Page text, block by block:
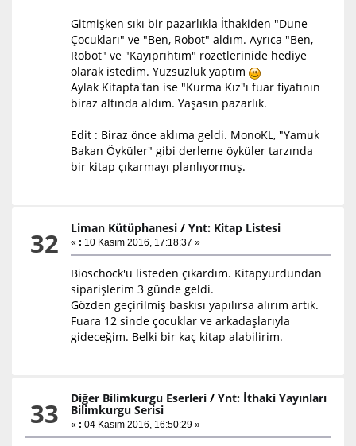
Gitmişken sıkı bir pazarlıkla İthakiden "Dune
Çocukları" ve "Ben, Robot" aldım. Ayrıca "Ben,
Robot" ve "Kayıprıhtım" rozetlerinide hediye
olarak istedim. Yüzsüzlük yaptım
Aylak Kitapta'tan ise "Kurma Kız"ı fuar fiyatının
biraz altında aldım. Yaşasın pazarlık.
Edit : Biraz önce aklıma geldi. MonoKL, "Yamuk
Bakan Öyküler" gibi derleme öyküler tarzında
bir kitap çıkarmayı planlıyormuş.
32 Liman Kütüphanesi /Ynt: Kitap Listesi
« : 10 Kasım 2016, 17:18:37 »
Bioschock'u listeden çıkardım. Kitapyurdundan
siparişlerim 3 günde geldi.
Gözden geçirilmiş baskısı yapılırsa alırım artık.
Fuara 12 sinde çocuklar ve arkadaşlarıyla
gideceğim. Belki bir kaç kitap alabilirim.
33 Diğer Bilimkurgu Eserleri /Ynt: İthaki Yayınları
Bilimkurgu Serisi
« : 04 Kasım 2016, 16:50:29 »